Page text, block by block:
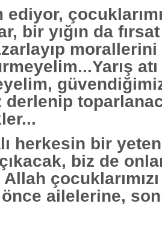
ediyor,
bir yığın da
morallerini
derlenip
herkesin bir
biz de
ailelerine,